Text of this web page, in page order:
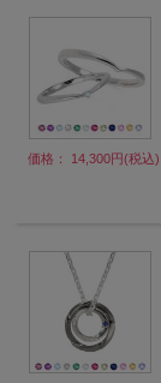
価格： 14,300円(税込)